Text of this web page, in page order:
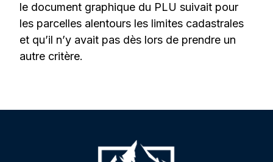
le document graphique du PLU suivait pour
les parcelles alentours les limites cadastrales
et qu’il n’y avait pas dès lors de prendre un
autre critère.